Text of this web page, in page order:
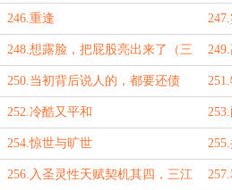
246.重逢
248.想露脸，把屁股亮出来了（三
更万字到！）
250.当初背后说人的，都要还债
252.冷酷又平和
254.惊世与旷世
256.入圣灵性天赋契机其四，三江